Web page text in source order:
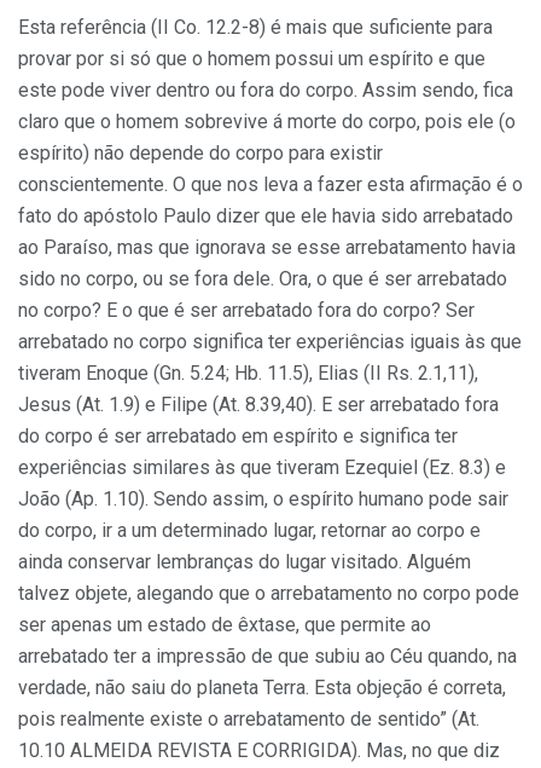
Esta referência (II Co. 12.2-8) é mais que suficiente para
provar por si só que o homem possui um espírito e que
este pode viver dentro ou fora do corpo. Assim sendo, fica
claro que o homem sobrevive á morte do corpo, pois ele (o
espírito) não depende do corpo para existir
conscientemente. O que nos leva a fazer esta afirmação é o
fato do apóstolo Paulo dizer que ele havia sido arrebatado
ao Paraíso, mas que ignorava se esse arrebatamento havia
sido no corpo, ou se fora dele. Ora, o que é ser arrebatado
no corpo? E o que é ser arrebatado fora do corpo? Ser
arrebatado no corpo significa ter experiências iguais às que
tiveram Enoque (Gn. 5.24; Hb. 11.5), Elias (II Rs. 2.1,11),
Jesus (At. 1.9) e Filipe (At. 8.39,40). E ser arrebatado fora
do corpo é ser arrebatado em espírito e significa ter
experiências similares às que tiveram Ezequiel (Ez. 8.3) e
João (Ap. 1.10). Sendo assim, o espírito humano pode sair
do corpo, ir a um determinado lugar, retornar ao corpo e
ainda conservar lembranças do lugar visitado. Alguém
talvez objete, alegando que o arrebatamento no corpo pode
ser apenas um estado de êxtase, que permite ao
arrebatado ter a impressão de que subiu ao Céu quando, na
verdade, não saiu do planeta Terra. Esta objeção é correta,
pois realmente existe o arrebatamento de sentido” (At.
10.10 ALMEIDA REVISTA E CORRIGIDA). Mas, no que diz